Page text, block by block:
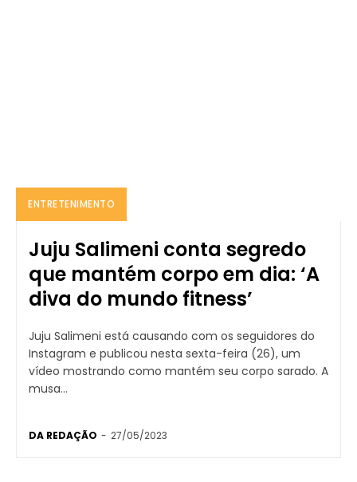
ENTRETENIMENTO
Juju Salimeni conta segredo
que mantém corpo em dia: ‘A
diva do mundo fitness’
Juju Salimeni está causando com os seguidores do
Instagram e publicou nesta sexta-feira (26), um
vídeo mostrando como mantém seu corpo sarado. A
musa...
DA REDAÇÃO - 27/05/2023